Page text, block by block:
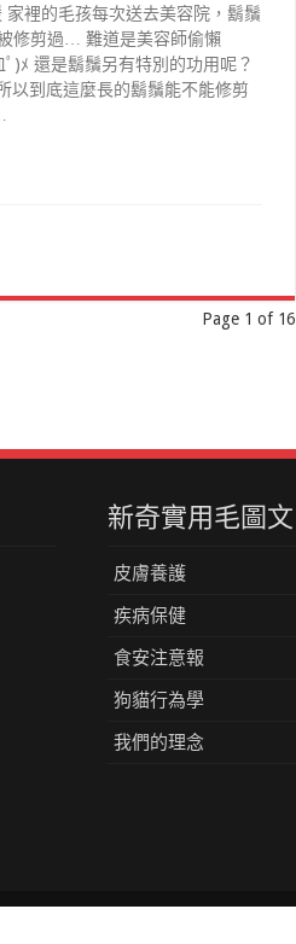
家裡的毛孩每次送去美容院，鬍鬚
修剪過… 難道是美容師偷懶
ﾟ)ﾒ 還是鬍鬚另有特別的功用呢？
到底這麼長的鬍鬚能不能修剪
Page 1 of 16
新奇實用毛圖文
皮膚養護
疾病保健
食安注意報
狗貓行為學
我們的理念